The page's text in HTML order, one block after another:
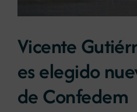
Portal de empleo
Vicente
es elegido
de Confedem